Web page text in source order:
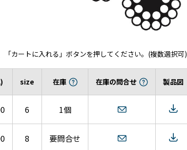
「カートに入れる」ボタンを押してください。(複数選択可)
size 在庫
6 1個
8 要問合せ
在庫の問合せ 製品図